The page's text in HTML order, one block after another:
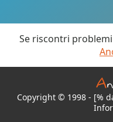
Se riscontri
Copyright © 1998 - [%